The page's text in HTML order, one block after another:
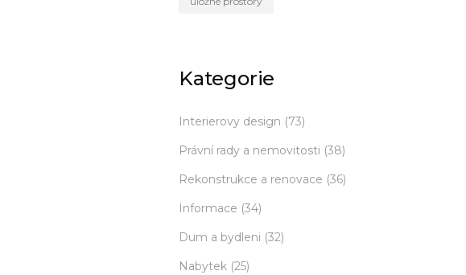
Kategorie
Interierovy design (73)
Právní rady a nemovitosti (38)
Rekonstrukce a renovace (36)
Informace (34)
Dum a bydleni (32)
Nabytek (25)